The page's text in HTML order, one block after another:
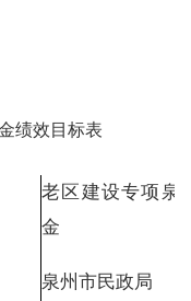
绩效目标表
老区建设专项泉
金
泉州市民政局